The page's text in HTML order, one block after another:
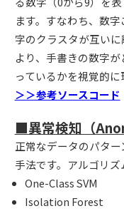
ます。すなわち、数
字のクラスタが互い
より、手書きの数字
っているかを視覚的に
＞＞参考ソースコード
■異常検知（
正常なデータのパタ
手法です。アルゴリズ
One-Class SVM
Isolation Forest